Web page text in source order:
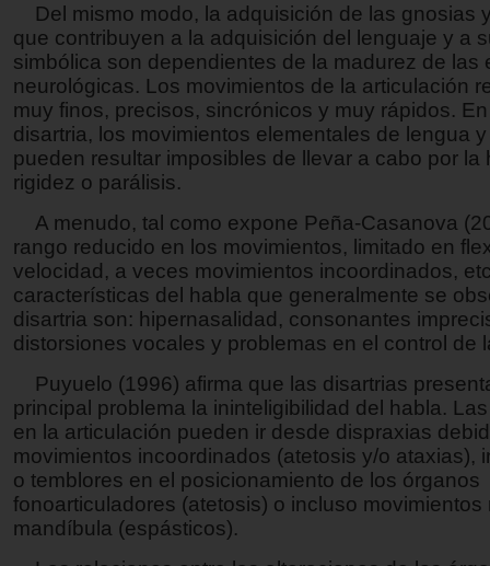
Del mismo modo, la adquisición de las gnosias
que contribuyen a la adquisición del lenguaje y a
simbólica son dependientes de la madurez de las
neurológicas. Los movimientos de la articulación
muy finos, precisos, sincrónicos y muy rápidos.
disartria, los movimientos elementales de lengua
pueden resultar imposibles de llevar a cabo por la
rigidez o parálisis.
A menudo, tal como expone Peña-Casanova
rango reducido en los movimientos, limitado en
velocidad, a veces movimientos incoordinados,
características del habla que generalmente se
disartria son: hipernasalidad, consonantes
distorsiones vocales y problemas en el control de
Puyuelo (1996) afirma que las disartrias
principal problema la ininteligibilidad del habla.
en la articulación pueden ir desde dispraxias
movimientos incoordinados (atetosis y/o ataxias),
o temblores en el posicionamiento de los órganos
fonoarticuladores (atetosis) o incluso movimientos
mandíbula (espásticos).